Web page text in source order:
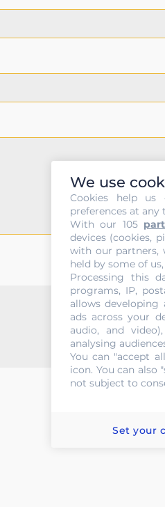
Glissez et
We use
Cookies help us
preferences at any
With our 105
devices (cookies,
with our partners,
held by some of
Processing this
programs, IP,
allows
ads across your
audio, and
analysing
You can "accept
icon. You can also
not subject to
Set your